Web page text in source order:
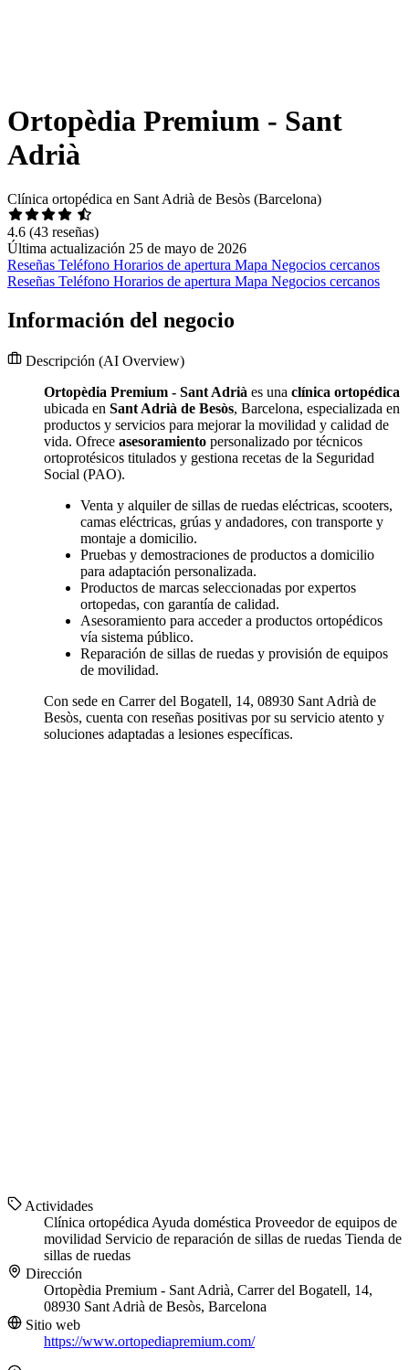
Ortopèdia Premium - Sant
Adrià
Clínica ortopédica en Sant Adrià de Besòs (Barcelona)
4.6 (43 reseñas)
Última actualización 25 de mayo de 2026
Reseñas Teléfono Horarios de apertura Mapa Negocios cercanos
Reseñas Teléfono Horarios de apertura Mapa Negocios cercanos
Información del negocio
Descripción (AI Overview)
Ortopèdia Premium - Sant Adrià es una clínica ortopédica
ubicada en Sant Adrià de Besòs, Barcelona, especializada en
productos y servicios para mejorar la movilidad y calidad de
vida. Ofrece asesoramiento personalizado por técnicos
ortoprotésicos titulados y gestiona recetas de la Seguridad
Social (PAO).
Venta y alquiler de sillas de ruedas eléctricas, scooters,
camas eléctricas, grúas y andadores, con transporte y
montaje a domicilio.
Pruebas y demostraciones de productos a domicilio
para adaptación personalizada.
Productos de marcas seleccionadas por expertos
ortopedas, con garantía de calidad.
Asesoramiento para acceder a productos ortopédicos
vía sistema público.
Reparación de sillas de ruedas y provisión de equipos
de movilidad.
Con sede en Carrer del Bogatell, 14, 08930 Sant Adrià de
Besòs, cuenta con reseñas positivas por su servicio atento y
soluciones adaptadas a lesiones específicas.
Actividades
Clínica ortopédica Ayuda doméstica Proveedor de equipos de
movilidad Servicio de reparación de sillas de ruedas Tienda de
sillas de ruedas
Dirección
Ortopèdia Premium - Sant Adrià, Carrer del Bogatell, 14,
08930 Sant Adrià de Besòs, Barcelona
Sitio web
https://www.ortopediapremium.com/